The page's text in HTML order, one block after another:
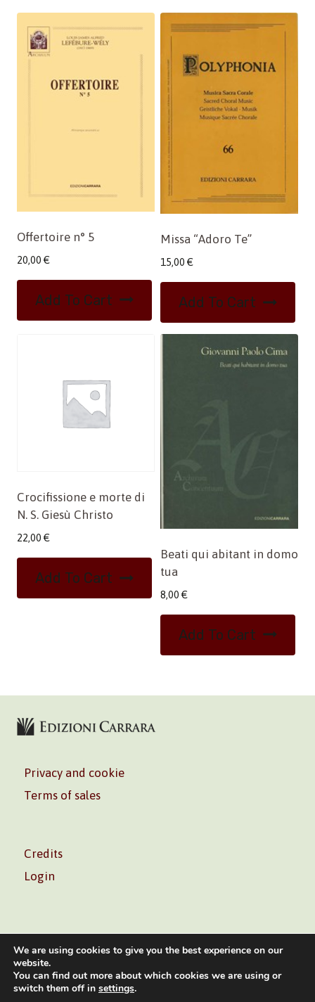
Offertoire n° 5
20,00 €
Add To Cart
Missa “Adoro Te”
15,00 €
Add To Cart
Crocifissione e morte di
N. S. Giesù Christo
22,00 €
Add To Cart
Beati qui abitant in domo
tua
8,00 €
Add To Cart
Privacy and cookie
Terms of sales
Credits
Login
Volontè & Co. Srl – P.I. 06181480960 –info@volonte-
We are using cookies to give you the best experience on our
website.
You can find out more about which cookies we are using or
switch them off in settings.